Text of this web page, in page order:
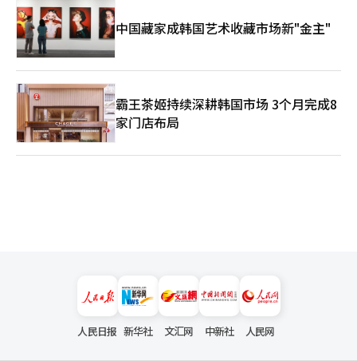
同时也让她重新思考未来的喜剧演技。“对我来说，这部作品是一
个巨大的挑战。并不仅仅是展示与以往不同的面貌，而是我认为是
最困难的演技。我觉得这部作品给我留下了演技上的作业，最终也
展示了不同的面貌。完成后，我才意识到‘这就是这个类型的魅
力’。我也想进一步学习演技，希望这能成为我未来喜剧演技的起
点。”※ 本报道经人工智能（AI）系统翻译与编辑。
中国藏家成韩国艺术收藏市场新"金主"
霸王茶姬持续深耕韩国市场 3个月完成8
家门店布局
人民日报 新华社 文汇网 中新社 人民网